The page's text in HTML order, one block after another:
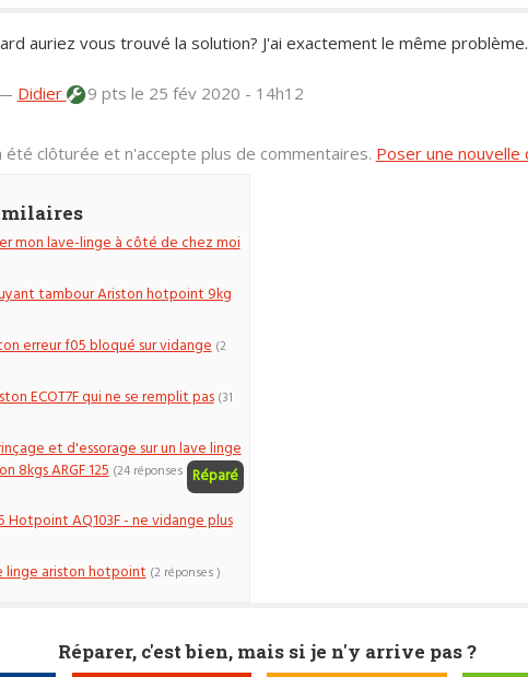
auriez vous trouvé la solution? J'ai exactement le même problème.
Didier 9 pts le 25 fév 2020 - 14h12
été clôturée et n'accepte plus de commentaires. Poser une nouvelle
mon lave-linge à côté de chez moi
tambour Ariston hotpoint 9kg
erreur f05 bloqué sur vidange (2
ECOT7F qui ne se remplit pas (31
et d'essorage sur un lave linge
8kgs ARGF 125
Réparé
(24 réponses
Hotpoint AQ103F - ne vidange plus
linge ariston hotpoint (2 réponses )
Réparer, c'est bien, mais si je n'y arrive pas ?